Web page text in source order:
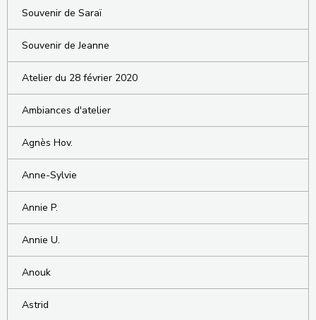
Souvenir de Saraï
Souvenir de Jeanne
Atelier du 28 février 2020
Ambiances d'atelier
Agnès Hov.
Anne-Sylvie
Annie P.
Annie U.
Anouk
Astrid